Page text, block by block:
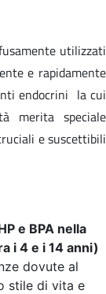
utilizzati
e rapidamente
endocrini la cui
merita speciale
e suscettibili
e BPA nella
i 4 e i 14 anni)
dovute al
stile di vita e